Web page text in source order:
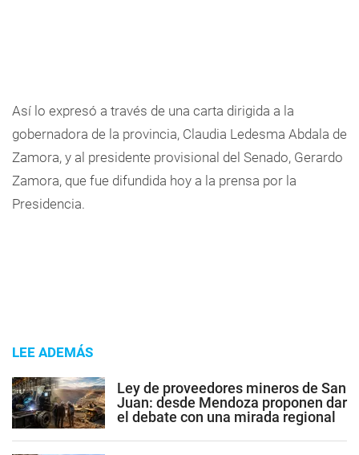
Así lo expresó a través de una carta dirigida a la
gobernadora de la provincia, Claudia Ledesma Abdala de
Zamora, y al presidente provisional del Senado, Gerardo
Zamora, que fue difundida hoy a la prensa por la
Presidencia.
LEE ADEMÁS
Ley de proveedores mineros de San
Juan: desde Mendoza proponen dar
el debate con una mirada regional